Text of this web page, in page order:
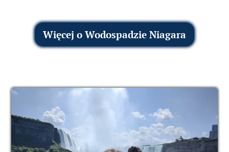
Więcej o Wodospadzie Niagara